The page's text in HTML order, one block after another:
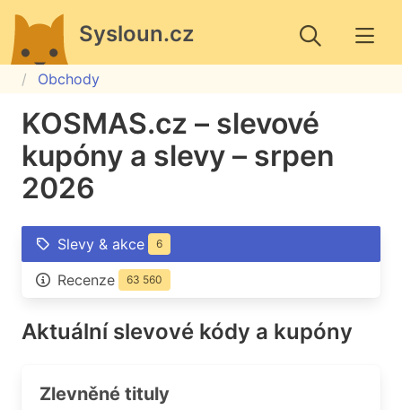
Sysloun.cz
Obchody
KOSMAS.cz – slevové
kupóny a slevy – srpen
2026
Slevy & akce 6
Recenze 63 560
Aktuální slevové kódy a kupóny
Zlevněné tituly